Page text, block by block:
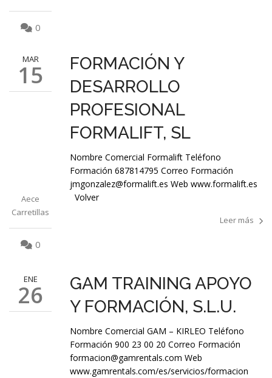
0
MAR
15
Aece
Carretillas
0
FORMACIÓN Y
DESARROLLO
PROFESIONAL
FORMALIFT, SL
Nombre Comercial Formalift Teléfono
Formación 687814795 Correo Formación
jmgonzalez@formalift.es Web www.formalift.es
Volver
Leer más
ENE
26
GAM TRAINING APOYO
Y FORMACIÓN, S.L.U.
Nombre Comercial GAM – KIRLEO Teléfono
Formación 900 23 00 20 Correo Formación
formacion@gamrentals.com Web
www.gamrentals.com/es/servicios/formacion